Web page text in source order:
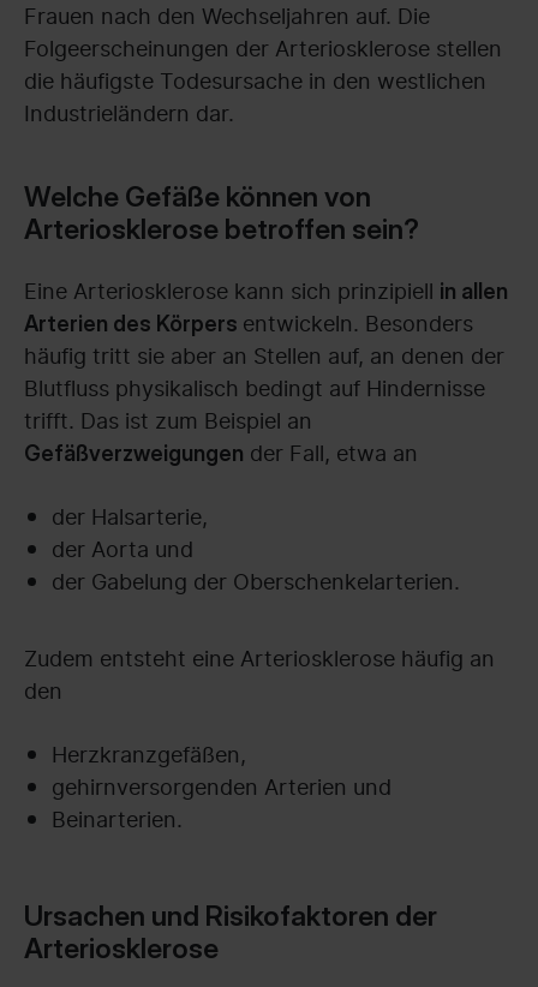
Frauen nach den Wechseljahren auf. Die
Folgeerscheinungen der Arteriosklerose stellen
die häufigste Todesursache in den westlichen
Industrieländern dar.
Welche Gefäße können von
Arteriosklerose betroffen sein?
Eine Arteriosklerose kann sich prinzipiell in allen
Arterien des Körpers entwickeln. Besonders
häufig tritt sie aber an Stellen auf, an denen der
Blutfluss physikalisch bedingt auf Hindernisse
trifft. Das ist zum Beispiel an
Gefäßverzweigungen der Fall, etwa an
der Halsarterie,
der Aorta und
der Gabelung der Oberschenkelarterien.
Zudem entsteht eine Arteriosklerose häufig an
den
Herzkranzgefäßen,
gehirnversorgenden Arterien und
Beinarterien.
Ursachen und Risikofaktoren der
Arteriosklerose